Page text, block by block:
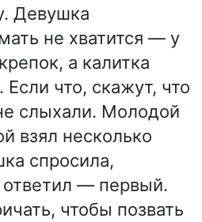
Девушка
не хватится — у
а калитка
Если что, скажут, что
слыхали. Молодой
взял несколько
спросила,
— первый.
чтобы позвать